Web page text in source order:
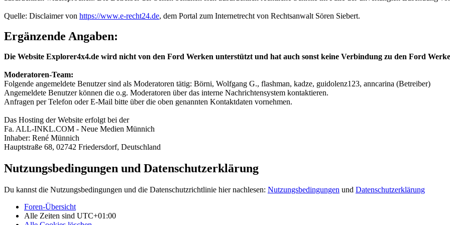
Quelle: Disclaimer von https://www.e-recht24.de, dem Portal zum Internetrecht von Rechtsanwalt Sören Siebert.
Ergänzende Angaben:
Die Website Explorer4x4.de wird nicht von den Ford Werken unterstützt und hat auch sonst keine Verbindung zu den Ford
Moderatoren-Team:
Folgende angemeldete Benutzer sind als Moderatoren tätig: Börni, Wolfgang G., flashman, kadze, guidolenz123, anncarina (Betreiber)
Angemeldete Benutzer können die o.g. Moderatoren über das interne Nachrichtensystem kontaktieren.
Anfragen per Telefon oder E-Mail bitte über die oben genannten Kontaktdaten vornehmen.
Das Hosting der Website erfolgt bei der
Fa. ALL-INKL.COM - Neue Medien Münnich
Inhaber: René Münnich
Hauptstraße 68, 02742 Friedersdorf, Deutschland
Nutzungsbedingungen und Datenschutzerklärung
Du kannst die Nutzungsbedingungen und die Datenschutzrichtlinie hier nachlesen: Nutzungsbedingungen und Datenschutzerklärung
Foren-Übersicht
Alle Zeiten sind UTC+01:00